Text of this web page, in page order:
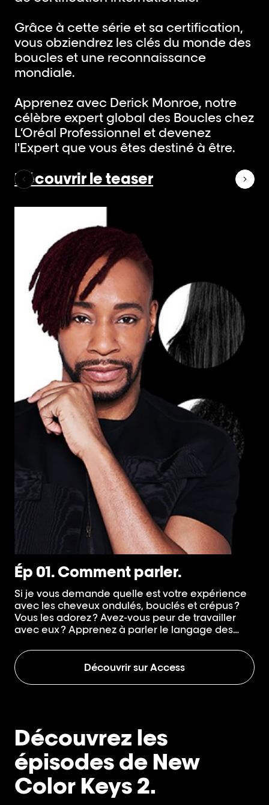
Grâce à cette série et sa certification,
vous obziendrez les clés du monde des
boucles et une reconnaissance
mondiale.
Apprenez avec Derick Monroe, notre
célèbre expert global des Boucles chez
L’Oréal Professionnel et devenez
l'Expert que vous êtes destiné à être.
Découvrir le teaser
Ép 01. Comment parler.
Si je vous demande quelle est votre expérience
avec les cheveux ondulés, bouclés et crépus ?
Vous les adorez ? Avez-vous peur de travailler
avec eux ? Apprenez à parler le langage des
aborder le client grâce à la connaissance
scientifique et aux éléments qui caractérisent le
langage des boucles.
Découvrir sur Access
Découvrez les
épisodes de New
Color Keys 2.